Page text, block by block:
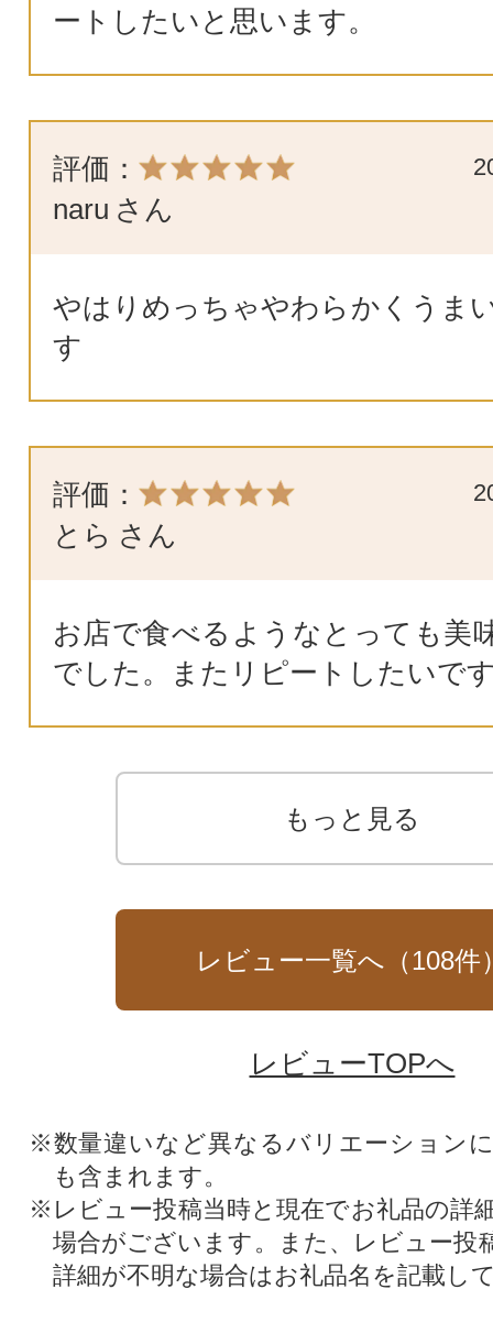
ートしたいと思います。
評価：
naru さん
やはりめっちゃやわらかくうま
す
評価：
とら さん
お店で食べるようなとっても美
でした。またリピートしたいで
もっと見る
レビュー一覧へ（108件
レビューTOPへ
※数量違いなど異なるバリエーション
も含まれます。
※レビュー投稿当時と現在でお礼品の詳
場合がございます。また、レビュー投
詳細が不明な場合はお礼品名を記載し